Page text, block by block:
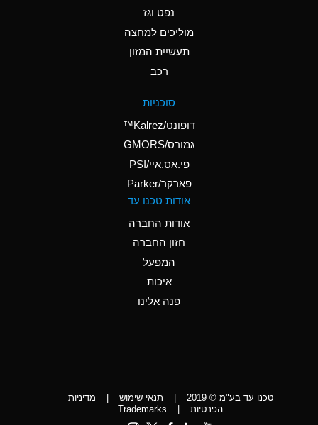
Ammonium Nitrate
Ammonium Nitrite
Ammonium Persulfate
Ammonium Phosphate
A
Ammonium Sulfate
*
Amyl Acetate (Banana
Aniline
D
נפט וגז
מוליכים למחצה
תעשיית המזון
רכב
סוכניות
דופונט/Kalrez™
גמורס/GMORS
פי.אס.איי/PSI
פארקר/Parker
אודות טכנו עד
אודות החברה
חזון החברה
המפעל
איכות
פנה אלינו
טכנו עד בע"מ © 2019 | תנאי שימוש |
מדיניות
הפרטיות
|
Trademarks